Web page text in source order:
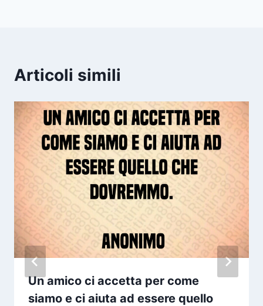
Articoli simili
Un amico ci accetta per come
siamo e ci aiuta ad essere quello